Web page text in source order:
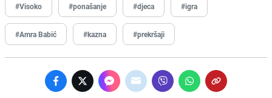
#Visoko #ponašanje #djeca #igra
#Amra Babić #kazna #prekršaji